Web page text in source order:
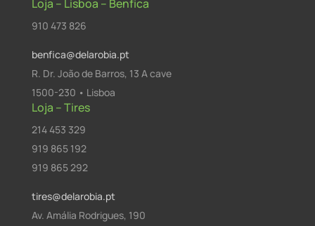
Loja – Lisboa – Benfica
910 473 826
benfica@delarobia.pt
R. Dr. João de Barros, 13 A cave
1500-230 • Lisboa
Loja – Tires
214 453 329
919 865 192
919 865 292
tires@delarobia.pt
Av. Amália Rodrigues, 190